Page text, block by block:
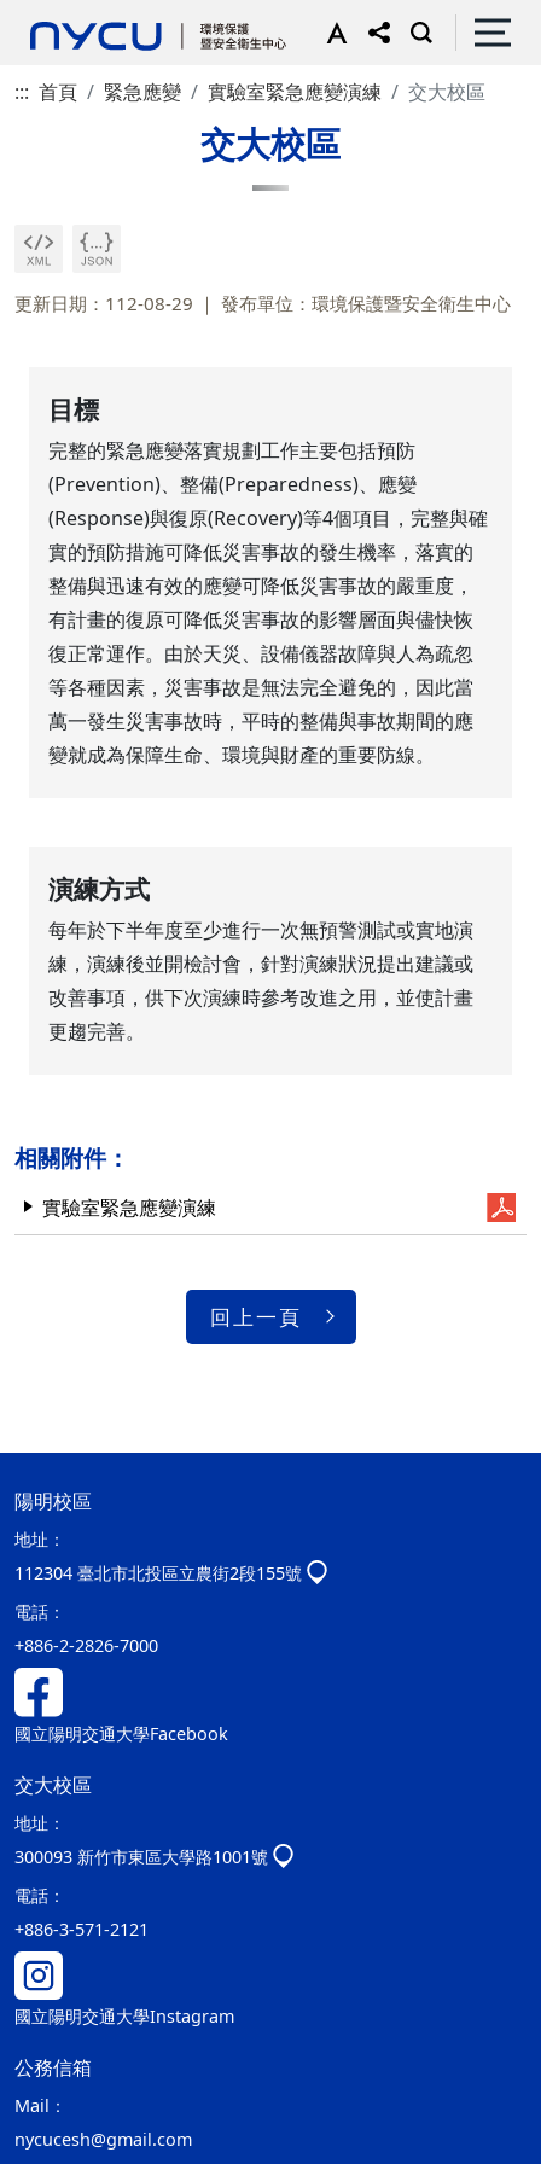
::: 首頁 緊急應變 實驗室緊急應變演練 交大校區
交大校區
更新日期：112-08-29 發布單位：環境保護暨安全衛生中心
目標
完整的緊急應變落實規劃工作主要包括預防
(Prevention)、整備(Preparedness)、應變
(Response)與復原(Recovery)等4個項目，完整與確
實的預防措施可降低災害事故的發生機率，落實的
整備與迅速有效的應變可降低災害事故的嚴重度，
有計畫的復原可降低災害事故的影響層面與儘快恢
復正常運作。由於天災、設備儀器故障與人為疏忽
等各種因素，災害事故是無法完全避免的，因此當
萬一發生災害事故時，平時的整備與事故期間的應
變就成為保障生命、環境與財產的重要防線。
演練方式
每年於下半年度至少進行一次無預警測試或實地演
練，演練後並開檢討會，針對演練狀況提出建議或
改善事項，供下次演練時參考改進之用，並使計畫
更趨完善。
相關附件：
實驗室緊急應變演練
回上一頁
陽明校區
地址：
112304 臺北市北投區立農街2段155號
電話：
+886-2-2826-7000
國立陽明交通大學Facebook
交大校區
地址：
300093 新竹市東區大學路1001號
電話：
+886-3-571-2121
國立陽明交通大學Instagram
公務信箱
Mail：
nycucesh@gmail.com